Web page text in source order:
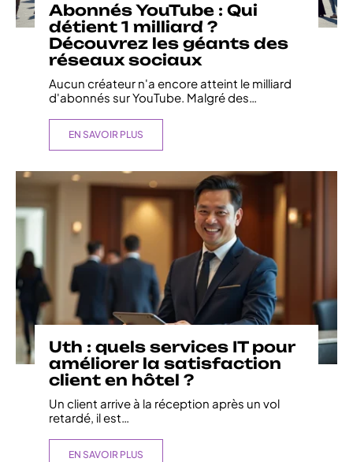
Abonnés YouTube : Qui
détient 1 milliard ?
Découvrez les géants des
réseaux sociaux
Aucun créateur n'a encore atteint le milliard
d'abonnés sur YouTube. Malgré des…
EN SAVOIR PLUS
Uth : quels services IT pour
améliorer la satisfaction
client en hôtel ?
Un client arrive à la réception après un vol
retardé, il est…
EN SAVOIR PLUS